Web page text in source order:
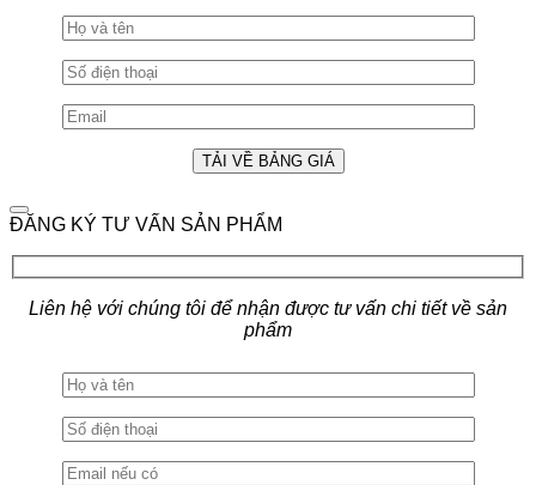
ĐĂNG KÝ TƯ VẤN SẢN PHẨM
Liên hệ với chúng tôi để nhận được tư vấn chi tiết về sản
phẩm